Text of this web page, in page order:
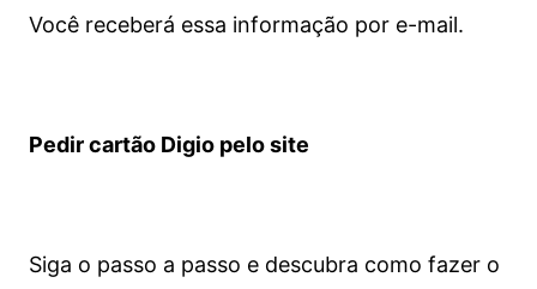
Você receberá essa informação por e-mail.
Pedir cartão Digio pelo site
Siga o passo a passo e descubra como fazer o